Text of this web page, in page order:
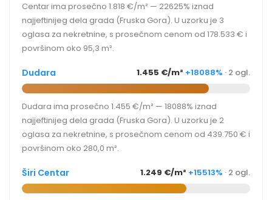
Centar ima prosečno 1.818 €/m² — 22625% iznad
najjeftinijeg dela grada (Fruska Gora). U uzorku je 3
oglasa za nekretnine, s prosečnom cenom od 178.533 € i
površinom oko 95,3 m².
Dudara 1.455 €/m² +18088% · 2 ogl.
Dudara ima prosečno 1.455 €/m² — 18088% iznad
najjeftinijeg dela grada (Fruska Gora). U uzorku je 2
oglasa za nekretnine, s prosečnom cenom od 439.750 € i
površinom oko 280,0 m².
Širi Centar 1.249 €/m² +15513% · 2 ogl.